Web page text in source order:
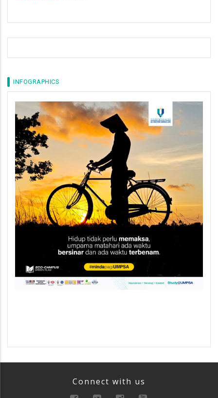
INFOGRAPHICS
Connect with us